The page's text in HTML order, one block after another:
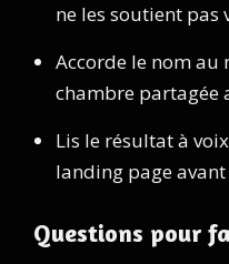
ne les soutient pas
Accorde le nom au
chambre partagée
Lis le résultat à
landing page
Questions pour